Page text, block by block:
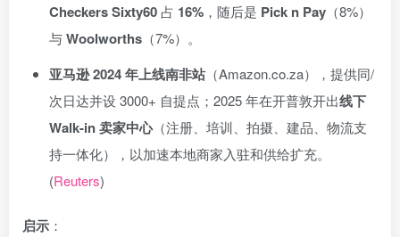
Checkers Sixty60 占 16% ，随后是 Pick n Pay （8%）
与Woolworths （7%）。
亚马逊 2024 年上线南非站（Amazon.co.za），提供同/
次日达并设 3000+ 自提点；2025 年在开普敦开出线下
Walk-in 卖家中心（注册、培训、拍摄、建品、物流支
持一体化），以加速本地商家入驻和供给扩充。
(Reuters)
启示 ：